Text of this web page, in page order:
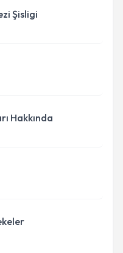
Şisligi
Hakkında